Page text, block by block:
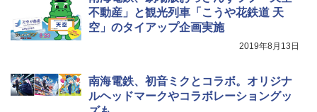
イド ブラックコーティング フルクローズ メ
ッシュ 4人用 簡単設置 ポップアップテント P
ATCW-150B エクルベージュ
コンパクト iimono117 (ブルー)
￥3,080
不動産」と観光列車「こうや花鉄道 天
空」のタイアップ企画実施
2019年8月13日
南海電鉄、初音ミクとコラボ。オリジナ
ルヘッドマークやコラボレーショングッ